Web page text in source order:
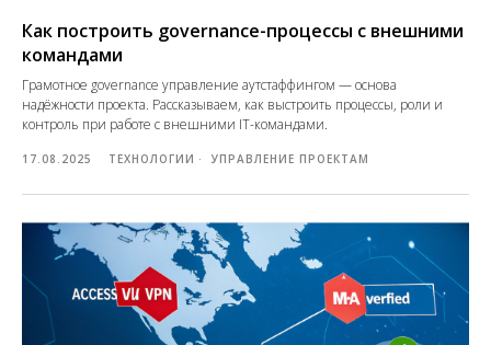
Как построить governance-процессы с внешними
командами
Грамотное governance управление аутстаффингом — основа
надёжности проекта. Рассказываем, как выстроить процессы, роли и
контроль при работе с внешними IT-командами.
17.08.2025 ТЕХНОЛОГИИ УПРАВЛЕНИЕ ПРОЕКТАМ